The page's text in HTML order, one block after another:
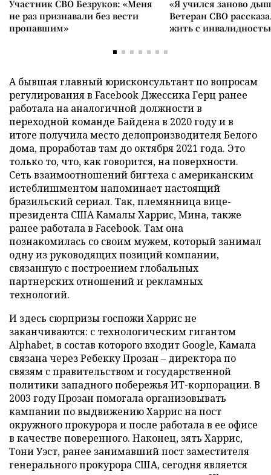
Участник СВО Безруков: «Меня
не раз признавали без вести
пропавшим»
«Я учился заново
Ветеран СВО
жить с
А бывшая главный юрисконсультант по вопросам
регулирования в Facebook Джессика Герц ранее
работала на аналогичной должности в
переходной команде Байдена в 2020 году и в
итоге получила место делопроизводителя Белого
дома, проработав там до октября 2021 года. Это
только то, что, как говорится, на поверхности.
Сеть взаимоотношений бигтеха с американским
истеблишментом напоминает настоящий
бразильский сериал. Так, племянница вице-
президента США Камалы Харрис, Мина, также
ранее работала в Facebook. Там она
познакомилась со своим мужем, который занимал
одну из руководящих позиций компании,
связанную с построением глобальных
партнерских отношений и рекламных
технологий.
И здесь сюрпризы госпожи Харрис не
заканчиваются: с технологическим гигантом
Alphabet, в состав которого входит Google, Камала
связана через Ребекку Прозан – директора по
связям с правительством и государственной
политики западного побережья ИТ-корпорации. В
2003 году Прозан помогала организовывать
кампании по выдвижению Харрис на пост
окружного прокурора и после работала в ее офисе
в качестве поверенного. Наконец, зять Харрис,
Тони Уэст, ранее занимавший пост заместителя
генерального прокурора США, сегодня является